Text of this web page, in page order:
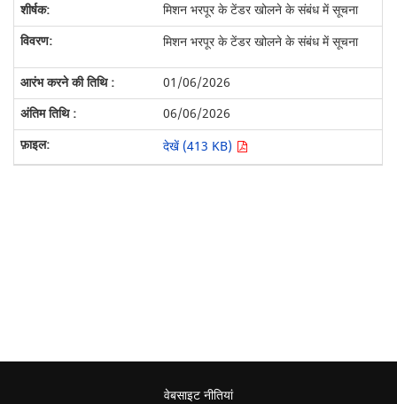
मिशन भरपूर के टेंडर खोलने के संबंध में सूचना
मिशन भरपूर के टेंडर खोलने के संबंध में सूचना
01/06/2026
06/06/2026
देखें (413 KB)
वेबसाइट नीतियां